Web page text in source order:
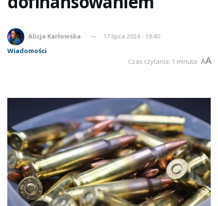
Alicja Karłowska
17 lipca 2024 - 19:40
Wiadomości
Czas czytania: 1 minuta AA